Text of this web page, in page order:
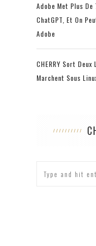
Adobe Met Plus
ChatGPT, Et On
Adobe
CHERRY Sort
Marchent Sous